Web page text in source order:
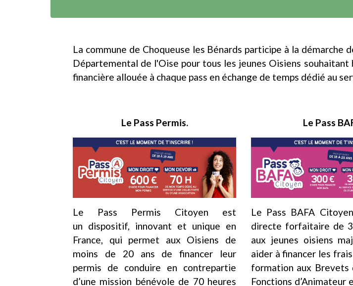
La commune de Choqueuse les Bénards participe à la
Départemental de l'Oise pour tous les jeunes Oisiens souhaitant
financière allouée à chaque pass en échange de temps dédié au
Le Pass Permis.
Le Pass Permis Citoyen est
un dispositif, innovant et unique en
France, qui permet aux Oisiens de
moins de 20 ans de financer leur
permis de conduire en contrepartie
d’une mission bénévole de 70 heures
Le Pass
Le Pass BAFA
directe forfaitaire de
aux jeunes oisiens
aider à financer les
formation aux Brevets
Fonctions d’Animateur